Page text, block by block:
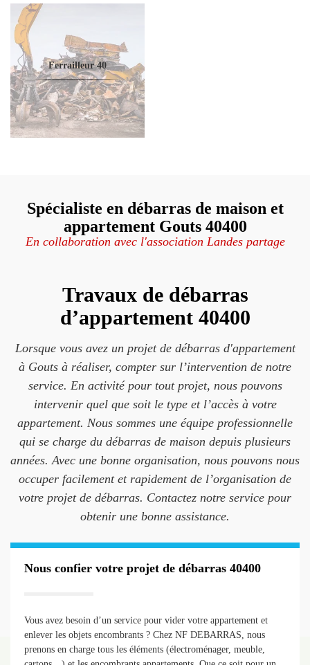
Ferrailleur 40
Spécialiste en débarras de maison et
appartement Gouts 40400
En collaboration avec l'association Landes partage
Travaux de débarras
d’appartement 40400
Lorsque vous avez un projet de débarras d'appartement
à Gouts à réaliser, compter sur l’intervention de notre
service. En activité pour tout projet, nous pouvons
intervenir quel que soit le type et l’accès à votre
appartement. Nous sommes une équipe professionnelle
qui se charge du débarras de maison depuis plusieurs
années. Avec une bonne organisation, nous pouvons nous
occuper facilement et rapidement de l’organisation de
votre projet de débarras. Contactez notre service pour
obtenir une bonne assistance.
Nous confier votre projet de débarras 40400
Vous avez besoin d’un service pour vider votre appartement et
enlever les objets encombrants ? Chez NF DEBARRAS, nous
prenons en charge tous les éléments (électroménager, meuble,